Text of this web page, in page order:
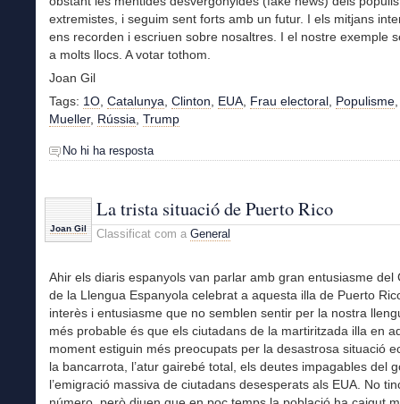
extremistes, i seguim sent forts amb un futur. I els mitjans
ens recorden i escriuen sobre nosaltres. I el nostre exemple
a molts llocs. A votar tothom.
Joan Gil
Tags: 1O Catalunya Clinton EUA Frau electoral Populisme
Mueller, Rússia Trump
No hi ha resposta
Joan Gil
La trista situació de Puerto Rico
Classificat com a General
Ahir els diaris espanyols van parlar amb gran entusiasme del
de la Llengua Espanyola celebrat a aquesta illa de Puerto
interès i entusiasme que no semblen sentir per la nostra
més probable és que els ciutadans de la martiritzada illa en
moment estiguin més preocupats per la desastrosa situació
la bancarrota, l’atur gairebé total, els deutes impagables del
l’emigració massiva de ciutadans desesperats als EUA. No